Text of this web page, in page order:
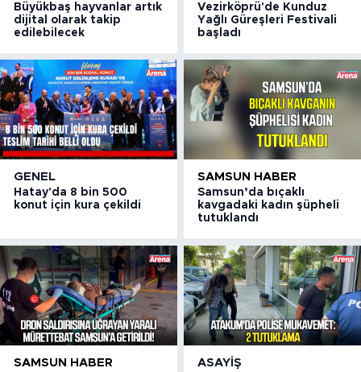
Büyükbaş hayvanlar artık
dijital olarak takip
edilebilecek
Vezirköprü'de Kunduz
Yağlı Güreşleri Festivali
başladı
GENEL
Hatay'da 8 bin 500
konut için kura çekildi
SAMSUN HABER
Samsun’da bıçaklı
kavgadaki kadın şüpheli
tutuklandı
SAMSUN HABER ASAYIŞ